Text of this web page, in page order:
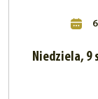
Niedziela, 9